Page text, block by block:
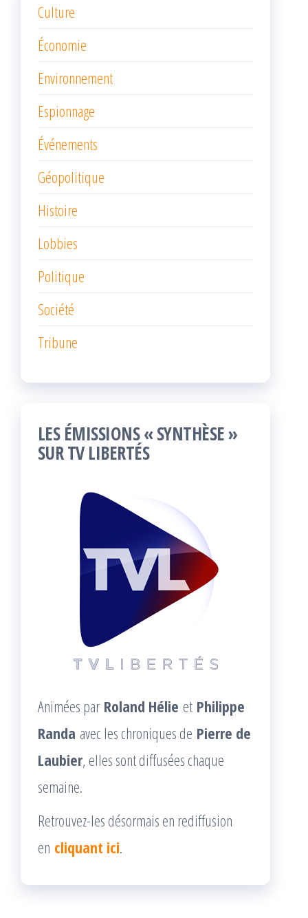
Culture
Économie
Environnement
Espionnage
Événements
Géopolitique
Histoire
Lobbies
Politique
Société
Tribune
LES ÉMISSIONS « SYNTHÈSE »
SUR TV LIBERTÉS
Animées par Roland Hélie et Philippe
Randa avec les chroniques de Pierre de
Laubier, elles sont diffusées chaque
semaine.
Retrouvez-les désormais en rediffusion
en cliquant ici.